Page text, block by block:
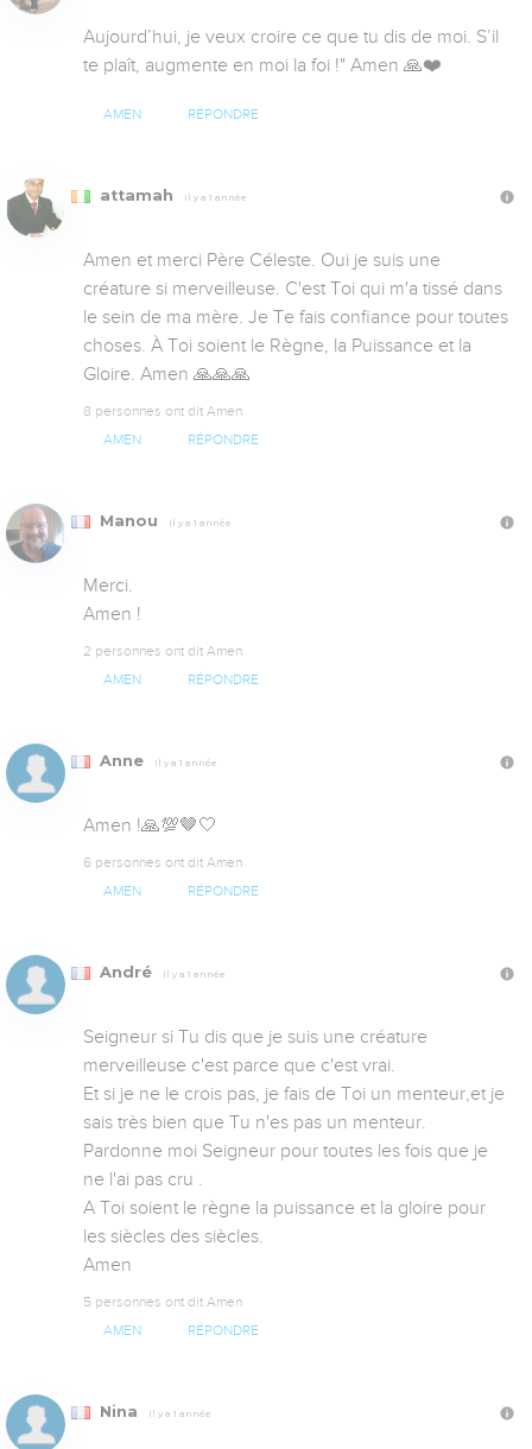
Aujourd’hui, je veux croire ce que tu dis de moi. S’il
te plaît, augmente en moi la foi !" Amen 🙏❤️
AMEN RÉPONDRE
attamah Il y a 1 année
Amen et merci Père Céleste. Oui je suis une
créature si merveilleuse. C'est Toi qui m'a tissé dans
le sein de ma mère. Je Te fais confiance pour toutes
choses. À Toi soient le Règne, la Puissance et la
Gloire. Amen 🙏🙏🙏
8 personnes ont dit Amen
AMEN RÉPONDRE
Manou Il y a 1 année
Merci.
Amen !
2 personnes ont dit Amen
AMEN RÉPONDRE
Anne Il y a 1 année
Amen !🙏💯🤎🤍
6 personnes ont dit Amen
AMEN RÉPONDRE
André Il y a 1 année
Seigneur si Tu dis que je suis une créature
merveilleuse c'est parce que c'est vrai.
Et si je ne le crois pas, je fais de Toi un menteur,et je
sais très bien que Tu n'es pas un menteur.
Pardonne moi Seigneur pour toutes les fois que je
ne l'ai pas cru .
A Toi soient le règne la puissance et la gloire pour
les siècles des siècles.
Amen
5 personnes ont dit Amen
AMEN RÉPONDRE
Nina Il y a 1 année